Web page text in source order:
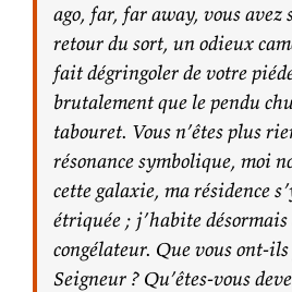
ago, far, far away, vous
retour du sort, un odieux
fait dégringoler de votre
brutalement que le pendu
tabouret. Vous n’êtes plus
résonance symbolique, moi
cette galaxie, ma résidence
étriquée ; j’habite
congélateur. Que vous ont-
Seigneur ? Qu’êtes-vous